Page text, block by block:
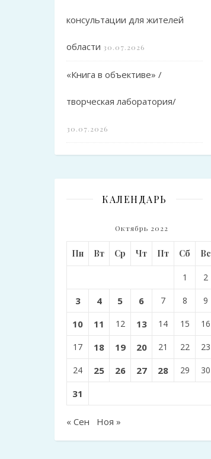
консультации для жителей
области 30.07.2026
«Книга в объективе» /
творческая лаборатория/
30.07.2026
КАЛЕНДАРЬ
Октябрь 2022
Пн Вт Ср Чт Пт Сб Вс
1 2
3 4 5 6 7 8 9
10 11 12 13 14 15 16
17 18 19 20 21 22 23
24 25 26 27 28 29 30
31
« Сен Ноя »